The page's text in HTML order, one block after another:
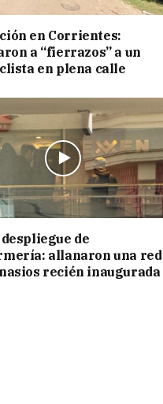
en Corrientes:
a “fierrazos” a un
en plena calle
de
allanaron una red
recién inaugurada